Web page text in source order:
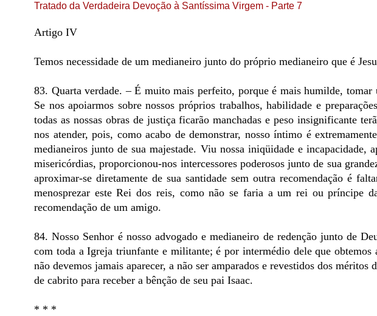
Tratado da Verdadeira Devoção à Santíssima Virgem - Parte 7
Artigo IV
Temos necessidade de um medianeiro junto do próprio medianeiro que é
83. Quarta verdade. – É muito mais perfeito, porque é mais humilde,
Se nos apoiarmos sobre nossos próprios trabalhos, habilidade e
todas as nossas obras de justiça ficarão manchadas e peso insignificante
nos atender, pois, como acabo de demonstrar, nosso íntimo é
medianeiros junto de sua majestade. Viu nossa iniqüidade e incapacidade,
misericórdias, proporcionou-nos intercessores poderosos junto de sua
aproximar-se diretamente de sua santidade sem outra recomendação é
menosprezar este Rei dos reis, como não se faria a um rei ou príncipe
recomendação de um amigo.
84. Nosso Senhor é nosso advogado e medianeiro de redenção junto de
com toda a Igreja triunfante e militante; é por intermédio dele que obtemos
não devemos jamais aparecer, a não ser amparados e revestidos dos méritos
de cabrito para receber a bênção de seu pai Isaac.
* * *